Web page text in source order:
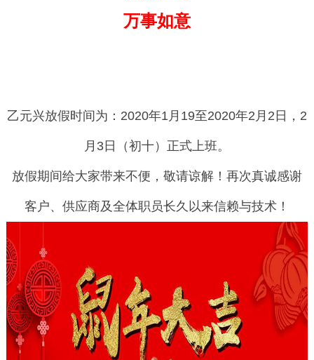
万事如意
乙元兴放假时间为：2020年1月19至2020年2月2日，2
月3日（初十）正式上班。
放假期间给大家带来不便，敬请谅解！再次真诚感谢
客户、供应商及全体职员长久以来信赖与技术！